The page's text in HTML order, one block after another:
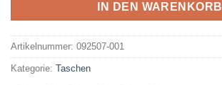
IN DEN WARENKORB
Artikelnummer: 092507-001
Kategorie: Taschen